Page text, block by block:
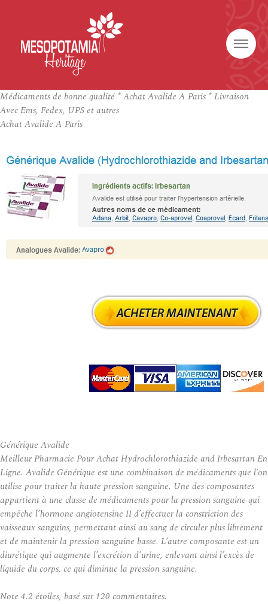
Médicaments de bonne qualité * Achat Avalide A Paris * Livraison
Avec Ems, Fedex, UPS et autres
Achat Avalide A Paris
Générique Avalide
Meilleur Pharmacie Pour Achat Hydrochlorothiazide and Irbesartan En
Ligne. Avalide Générique est une combinaison de médicaments que l’on
utilise pour traiter la haute pression sanguine. Une des composantes
appartient à une classe de médicaments pour la pression sanguine qui
empêche l’hormone angiotensine II d’effectuer la constriction des
vaisseaux sanguins, permettant ainsi au sang de circuler plus librement
et de maintenir la pression sanguine basse. L’autre composante est un
diurétique qui augmente l’excrétion d’urine, enlevant ainsi l’excès de
liquide du corps, ce qui diminue la pression sanguine.
Note 4.2 étoiles, basé sur 120 commentaires.